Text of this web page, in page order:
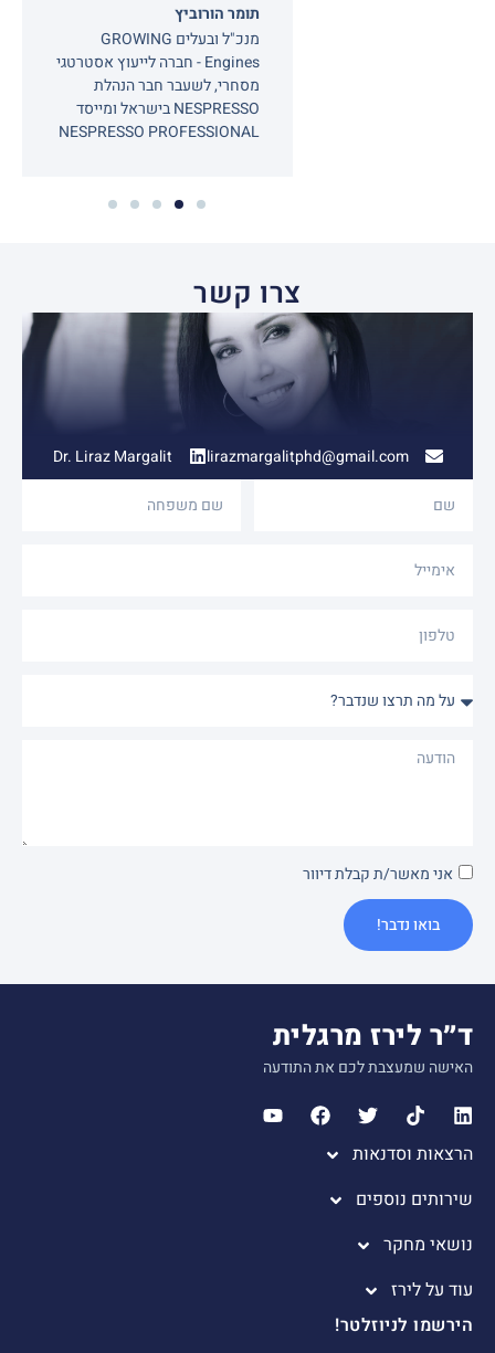
תומר הורוביץ
מנכ"ל ובעלים GROWING
Engines - חברה לייעוץ אסטרטגי
מסחרי, לשעבר חבר הנהלת
NESPRESSO בישראל ומייסד
NESPRESSO PROFESSIONAL
צרו קשר
lirazmargalitphd@gmail.com
Dr. Liraz Margalit
אני מאשר/ת קבלת דיוור
בואו נדבר!
ד״ר לירז מרגלית
האישה שמעצבת לכם את התודעה
הרצאות וסדנאות
שירותים נוספים
נושאי מחקר
עוד על לירז
הירשמו לניוזלטר!